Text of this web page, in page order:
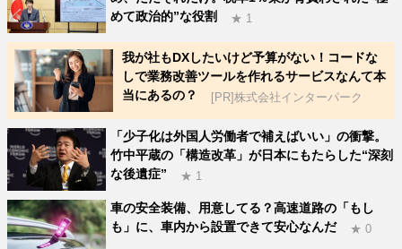
めて政治的”な役割
★ 1
我が社もDXしたいけど予算がない！コードな
しで業務改善ツールを作れるサービスなんて本
当にあるの？
[PR]株式会社インターパーク
「少子化は外国人労働者で補えばいい」の衝撃。
竹中平蔵の「構造改革」が日本にもたらした“深刻
な後遺症”
★ 1
車の安全装備、用意してる？高速道路の「もし
も」に、車内から設置できて安心なんだ
★ 0